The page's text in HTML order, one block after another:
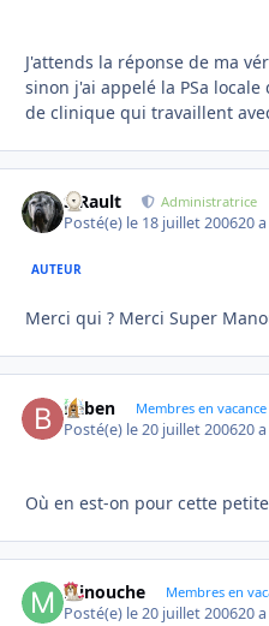
J'attends la réponse de ma
sinon j'ai appelé la PSa
de clinique qui travaillent
S.Rault Administratrice
Posté(e) le 18 juillet 200620 a
AUTEUR
Merci qui ? Merci Super
baben Membres en vacance
Posté(e) le 20 juillet 200620 a
Où en est-on pour cette petite
Minouche Membres en
Posté(e) le 20 juillet 200620 a